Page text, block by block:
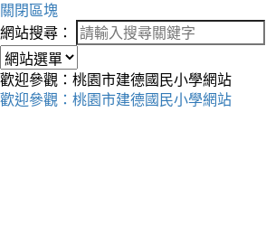
關閉區塊
網站搜尋：
歡迎參觀：桃園市建德國民小學網站
歡迎參觀：桃園市建德國民小學網站